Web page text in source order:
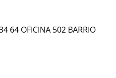
64 OFICINA 502 BARRIO